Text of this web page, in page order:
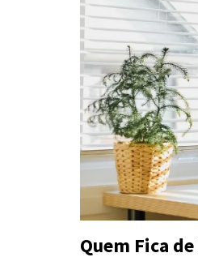
Quem Fica